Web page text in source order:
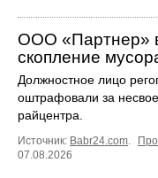
ООО «Партнер»
скопление
Должностное лицо
оштрафовали за
райцентра.
Источник: Babr24.com.
07.08.2026